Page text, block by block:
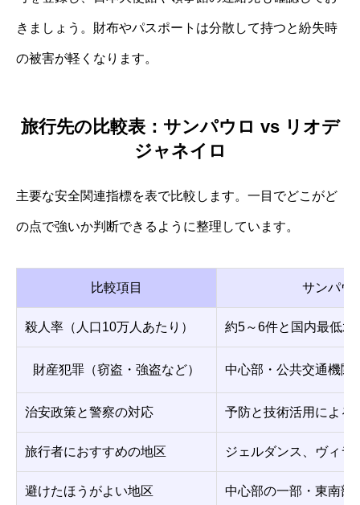
きましょう。財布やパスポートは分散して持つと紛失時
の被害が軽くなります。
旅行先の比較表：サンパウロ vs リオデ
ジャネイロ
主要な安全関連指標を表で比較します。一目でどこがど
の点で強いか判断できるように整理しています。
比較項目 サンパウ
殺人率（人口10万人あたり） 約5～6件と国内最低水
財産犯罪（窃盗・強盗など） 中心部・公共交通機関
治安政策と警察の対応 予防と技術活用による
旅行者におすすめの地区 ジェルダンス、ヴィラ
避けたほうがよい地区 中心部の一部・東南部